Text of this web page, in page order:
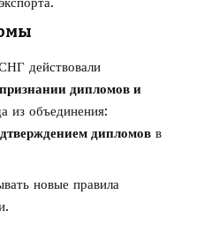
действовали
дипломов и
из объединения:
дипломов в
новые правила